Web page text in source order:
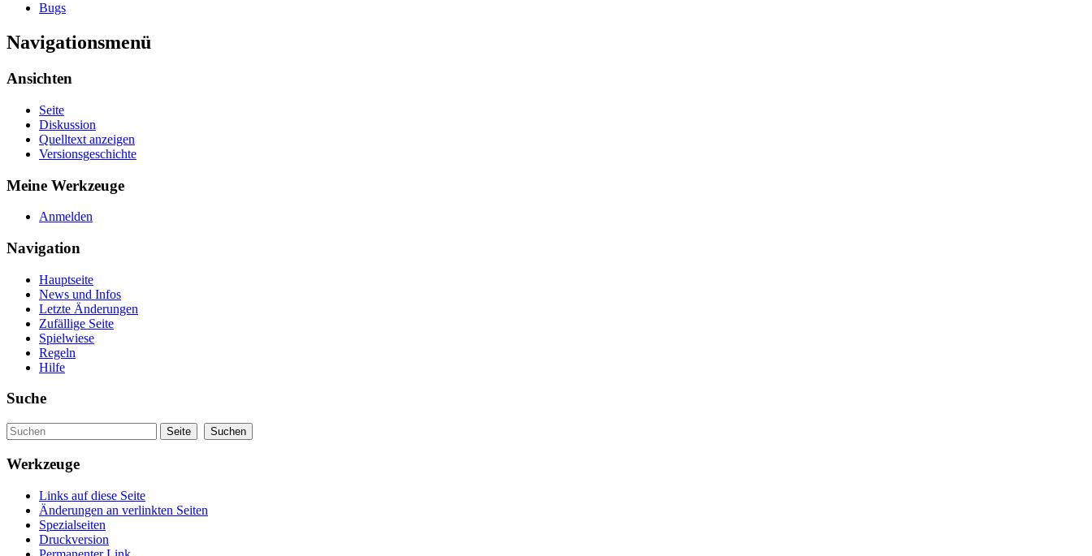
Bugs
Navigationsmenü
Ansichten
Seite
Diskussion
Quelltext anzeigen
Versionsgeschichte
Meine Werkzeuge
Anmelden
Navigation
Hauptseite
News und Infos
Letzte Änderungen
Zufällige Seite
Spielwiese
Regeln
Hilfe
Suche
Werkzeuge
Links auf diese Seite
Änderungen an verlinkten Seiten
Spezialseiten
Druckversion